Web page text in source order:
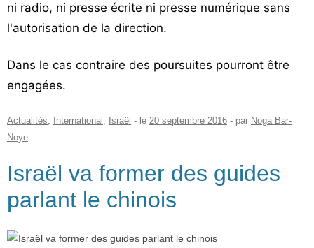
ni radio, ni presse écrite ni presse numérique sans
l'autorisation de la direction.
Dans le cas contraire des poursuites pourront être
engagées.
Actualités, International , Israël - le 20 septembre 2016 - par Noga Bar-
Noye.
Israël va former des guides
parlant le chinois